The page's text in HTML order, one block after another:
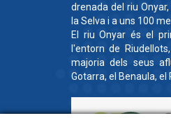
drenada del riu
la Selva i a uns 100
El riu Onyar és el
l'entorn de
majoria dels seus
Gotarra, el Benaula, el